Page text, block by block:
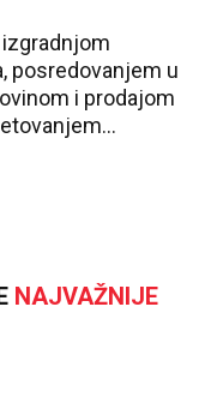
izgradnjom
posredovanjem u
i prodajom
NAJVAŽNIJE